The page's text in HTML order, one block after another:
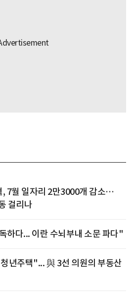
, 7월 일자리 2만3000개 감소…
걸리나
하다... 이란 수뇌부내 소문 파다"
년주택"... 與 3선 의원의 부동산